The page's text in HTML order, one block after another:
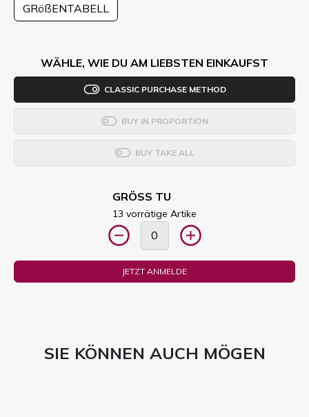
GRößENTABELL
WÄHLE, WIE DU AM LIEBSTEN EINKAUFST
CLASSIC PURCHASE METHOD
BUY IN PROPORTION
BUY TAKE ALL
GRÖSS TU
13 vorrätige Artike
JETZT ANMELDE
SIE KÖNNEN AUCH MÖGEN